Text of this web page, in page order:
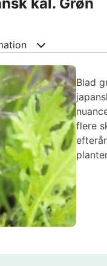
kål. Grøn
Blad
flere